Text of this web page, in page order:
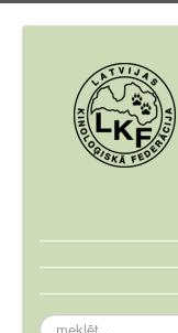
meklēt...